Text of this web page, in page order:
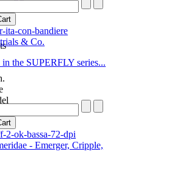
& Co.
the SUPERFLY series...
- Emerger, Cripple,